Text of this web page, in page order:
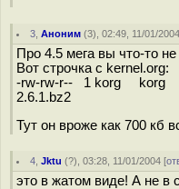
3 ,Аноним (3), 02:49, 11/01/
Про 4.5 мега вы что-то не
Вот строчка с kernel.org:
-rw-rw-r-- 1 korg korg
2.6.1.bz2
Тут он вроже как 700 кб
4 ,Jktu (?), 03:28, 11/01/2004 [
это в жатом виде! А не в